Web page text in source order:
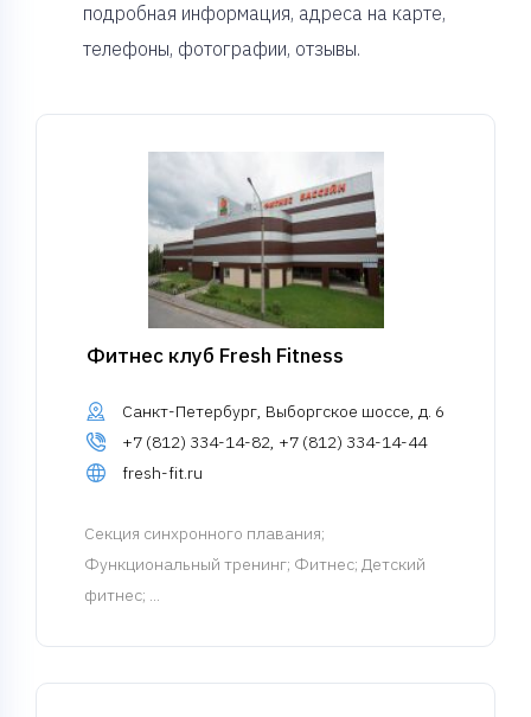
подробная информация, адреса на карте,
телефоны, фотографии, отзывы.
Фитнес клуб Fresh Fitness
Санкт-Петербург, Выборгское шоссе, д. 6
+7 (812) 334-14-82, +7 (812) 334-14-44
fresh-fit.ru
Cекция синхронного плавания;
Функциональный тренинг; Фитнес; Детский
фитнес; ...